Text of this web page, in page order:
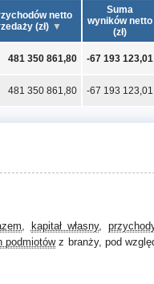
netto
(zł)
Suma
wyników netto
(zł)
481 350 861,80 -67 193 123,01
481 350 861,80 -67 193 123,01
, kapitał własny,
podmiotówz branży, pod